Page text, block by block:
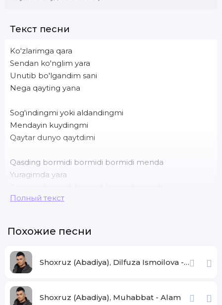
Текст песни
Ko'zlarimga qara
Sendan ko'nglim yara
Unutib bo'lgandim sani
Nega qayting yana
Sog'indingmi yoki aldandingmi
Mendayin kuydingmi
Qaytar dunyo qaytdimi
Qasding bormidi bormidi bormidi menda
Yuragimda yara
Ko'zlarimga qara
Полный текст
Похожие песни
Shoxruz (Abadiya), Dilfuza Ismoilova - Hamon
Shoxruz (Abadiya), Muhabbat - Alam